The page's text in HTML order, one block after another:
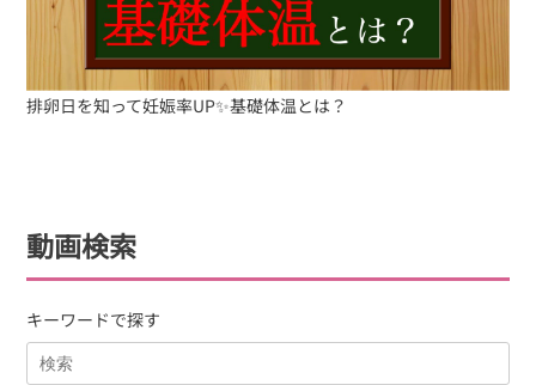
排卵日を知って妊娠率UP✨基礎体温とは？
動画検索
キーワードで探す